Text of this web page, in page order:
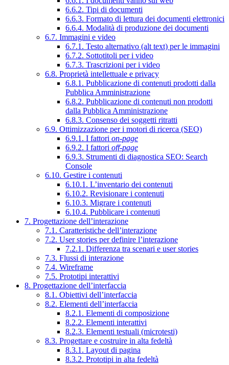
6.6.2. Tipi di documenti
6.6.3. Formato di lettura dei documenti elettronici
6.6.4. Modalità di produzione dei documenti
6.7. Immagini e video
6.7.1. Testo alternativo (alt text) per le immagini
6.7.2. Sottotitoli per i video
6.7.3. Trascrizioni per i video
6.8. Proprietà intellettuale e privacy
6.8.1. Pubblicazione di contenuti prodotti dalla
Pubblica Amministrazione
6.8.2. Pubblicazione di contenuti non prodotti
dalla Pubblica Amministrazione
6.8.3. Consenso dei soggetti ritratti
6.9. Ottimizzazione per i motori di ricerca (SEO)
6.9.1. I fattori on-page
6.9.2. I fattori off-page
6.9.3. Strumenti di diagnostica SEO: Search
Console
6.10. Gestire i contenuti
6.10.1. L’inventario dei contenuti
6.10.2. Revisionare i contenuti
6.10.3. Migrare i contenuti
6.10.4. Pubblicare i contenuti
7. Progettazione dell’interazione
7.1. Caratteristiche dell’interazione
7.2. User stories per definire l’interazione
7.2.1. Differenza tra scenari e user stories
7.3. Flussi di interazione
7.4. Wireframe
7.5. Prototipi interattivi
8. Progettazione dell’interfaccia
8.1. Obiettivi dell’interfaccia
8.2. Elementi dell’interfaccia
8.2.1. Elementi di composizione
8.2.2. Elementi interattivi
8.2.3. Elementi testuali (microtesti)
8.3. Progettare e costruire in alta fedeltà
8.3.1. Layout di pagina
8.3.2. Prototipi in alta fedeltà